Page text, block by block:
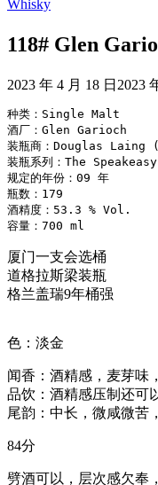
Whisky
118# Glen
2023 年 4 月 18 日 2023
种类：Single Malt
酒厂：Glen Garioch
装瓶商：Douglas Laing
装瓶系列：The Speakeasy
规定的年份：09 年
瓶数：179
酒精度：53.3 % Vol.
容量：700 ml
厦门一支会选桶
道格拉斯梁装瓶
格兰盖瑞9年桶强
色：淡金
闻香：酒精感，麦芽味
品饮：酒精感压制还可
尾韵：中长，微咸微苦
84分
劈酒可以，层次感欠奉